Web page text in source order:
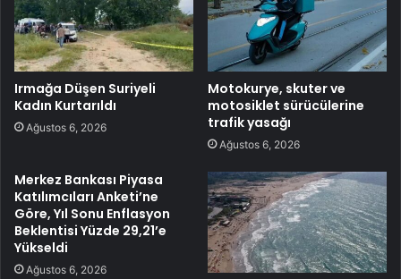
Irmağa Düşen Suriyeli
Kadın Kurtarıldı
Ağustos 6, 2026
Motokurye, skuter ve
motosiklet sürücülerine
trafik yasağı
Ağustos 6, 2026
Merkez Bankası Piyasa
Katılımcıları Anketi’ne
Göre, Yıl Sonu Enflasyon
Beklentisi Yüzde 29,21’e
Yükseldi
Ağustos 6, 2026